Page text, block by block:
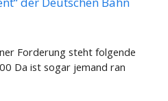
Forderung steht folgende
Da ist sogar jemand ran